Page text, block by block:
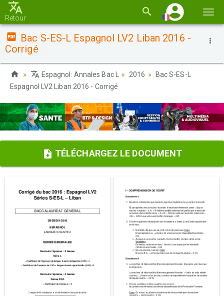
la
Retour
Bac S-ES-L Espagnol LV2 Liban 2016 -
Corrigé
Espagnol: Annales Bac L 2016
Bac S-ES-L
Espagnol LV2 Liban 2016 - Corrigé
TÉLÉCHARGEZ LE DOCUMENT